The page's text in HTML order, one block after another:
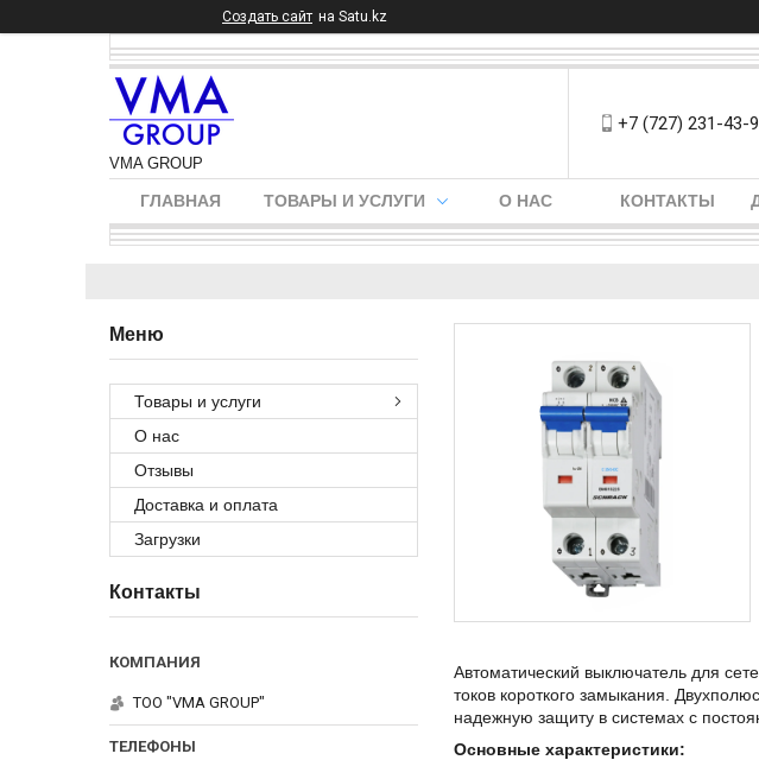
Создать сайт на Satu.kz
VMA GROUP
+7 (727) 231-43-
ГЛАВНАЯ ТОВАРЫ И УСЛУГИ О НАС КОНТАКТЫ
Автоматический выключатель для
токов короткого замыкания.
надежную защиту в системах с
Основные характеристики:
Товары и услуги
О нас
Отзывы
Доставка и оплата
Загрузки
Контакты
ТОО "VMA GROUP"